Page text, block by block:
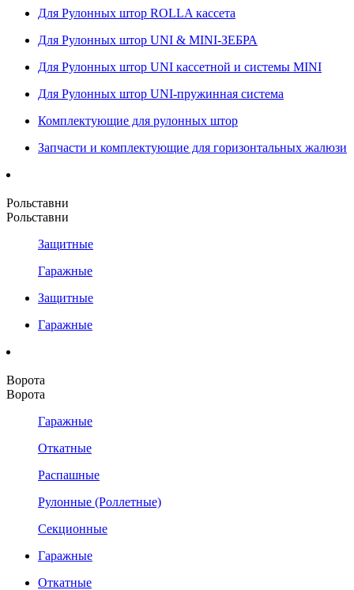
Для Рулонных штор ROLLA кассета
Для Рулонных штор UNI & MINI-ЗЕБРА
Для Рулонных штор UNI кассетной и системы MINI
Для Рулонных штор UNI-пружинная система
Комплектующие для рулонных штор
Запчасти и комплектующие для горизонтальных жалюзи
Рольставни
Рольставни
Защитные
Гаражные
Защитные
Гаражные
Ворота
Ворота
Гаражные
Откатные
Распашные
Рулонные (Роллетные)
Секционные
Гаражные
Откатные